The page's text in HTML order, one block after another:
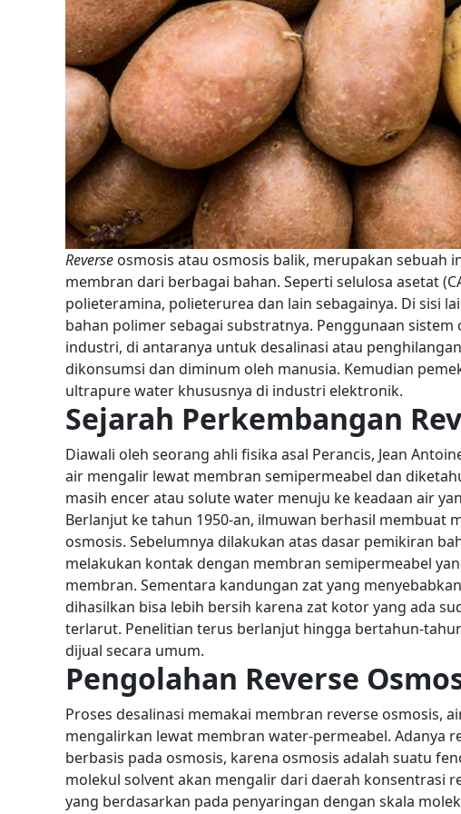
Reverse osmosis atau osmosis balik, merupakan sebuah
membran dari berbagai bahan. Seperti selulosa asetat
polieteramina, polieterurea dan lain sebagainya. Di sisi
bahan polimer sebagai substratnya. Penggunaan sistem
industri, di antaranya untuk desalinasi atau
dikonsumsi dan diminum oleh manusia. Kemudian
ultrapure water khususnya di industri elektronik.
Sejarah Perkembangan
Diawali oleh seorang ahli fisika asal Perancis, Jean
air mengalir lewat membran semipermeabel dan
masih encer atau solute water menuju ke keadaan air
Berlanjut ke tahun 1950-an, ilmuwan berhasil membuat
osmosis. Sebelumnya dilakukan atas dasar pemikiran
melakukan kontak dengan membran semipermeabel
membran. Sementara kandungan zat yang
dihasilkan bisa lebih bersih karena zat kotor yang ada
terlarut. Penelitian terus berlanjut hingga bertahun-
dijual secara umum.
Pengolahan Reverse
Proses desalinasi memakai membran reverse osmosis,
mengalirkan lewat membran water-permeabel. Adanya
berbasis pada osmosis, karena osmosis adalah suatu
molekul solvent akan mengalir dari daerah konsentrasi
yang berdasarkan pada penyaringan dengan skala